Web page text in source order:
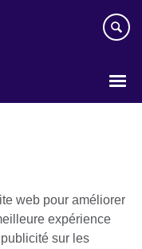
web pour améliorer
expérience
sur les